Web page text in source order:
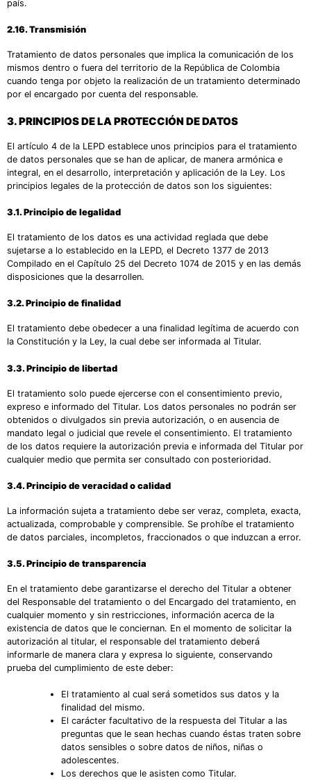
país.
2.16. Transmisión
Tratamiento de datos personales que implica la comunicación de los
mismos dentro o fuera del territorio de la República de Colombia
cuando tenga por objeto la realización de un tratamiento determinado
por el encargado por cuenta del responsable.
3.PRINCIPIOS DE LA PROTECCIÓN DE DATOS
El artículo 4 de la LEPD establece unos principios para el tratamiento
de datos personales que se han de aplicar, de manera armónica e
integral, en el desarrollo, interpretación y aplicación de la Ley. Los
principios legales de la protección de datos son los siguientes:
3.1. Principio de legalidad
El tratamiento de los datos es una actividad reglada que debe
sujetarse a lo establecido en la LEPD, el Decreto 1377 de 2013
Compilado en el Capítulo 25 del Decreto 1074 de 2015 y en las demás
disposiciones que la desarrollen.
3.2. Principio de finalidad
El tratamiento debe obedecer a una finalidad legítima de acuerdo con
la Constitución y la Ley, la cual debe ser informada al Titular.
3.3. Principio de libertad
El tratamiento solo puede ejercerse con el consentimiento previo,
expreso e informado del Titular. Los datos personales no podrán ser
obtenidos o divulgados sin previa autorización, o en ausencia de
mandato legal o judicial que revele el consentimiento. El tratamiento
de los datos requiere la autorización previa e informada del Titular por
cualquier medio que permita ser consultado con posterioridad.
3.4. Principio de veracidad o calidad
La información sujeta a tratamiento debe ser veraz, completa, exacta,
actualizada, comprobable y comprensible. Se prohíbe el tratamiento
de datos parciales, incompletos, fraccionados o que induzcan a error.
3.5. Principio de transparencia
En el tratamiento debe garantizarse el derecho del Titular a obtener
del Responsable del tratamiento o del Encargado del tratamiento, en
cualquier momento y sin restricciones, información acerca de la
existencia de datos que le conciernan. En el momento de solicitar la
autorización al titular, el responsable del tratamiento deberá
informarle de manera clara y expresa lo siguiente, conservando
prueba del cumplimiento de este deber:
El tratamiento al cual será sometidos sus datos y la
finalidad del mismo.
El carácter facultativo de la respuesta del Titular a las
preguntas que le sean hechas cuando éstas traten sobre
datos sensibles o sobre datos de niños, niñas o
adolescentes.
Los derechos que le asisten como Titular.